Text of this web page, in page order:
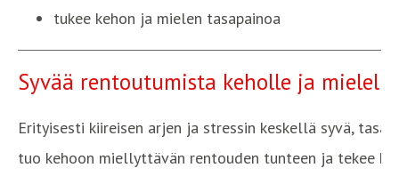
tukee kehon ja mielen tasapainoa
Syvää rentoutumista keholle ja mielelle
Erityisesti kiireisen arjen ja stressin keskellä syvä,
tuo kehoon miellyttävän rentouden tunteen ja tekee